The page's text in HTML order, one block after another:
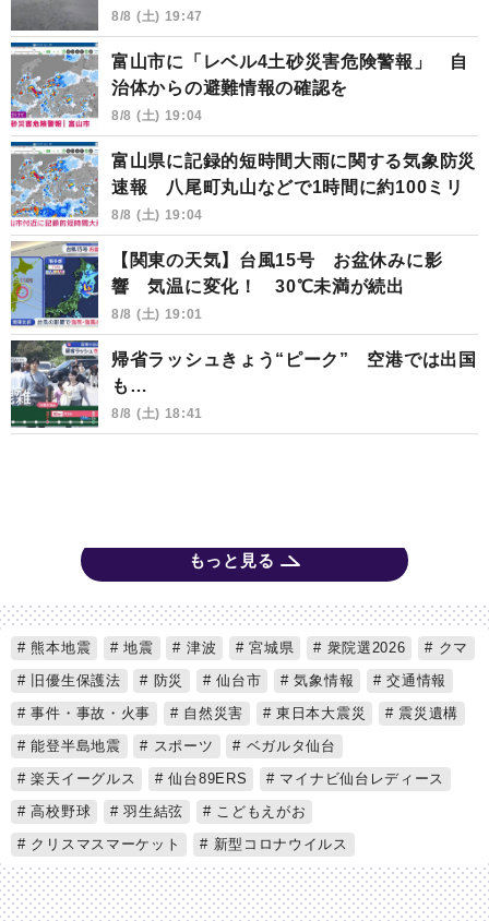
8/8 (土) 19:47
富山市に「レベル4土砂災害危険警報」 自
治体からの避難情報の確認を
8/8 (土) 19:04
富山県に記録的短時間大雨に関する気象防災
速報 八尾町丸山などで1時間に約100ミリ
8/8 (土) 19:04
【関東の天気】台風15号 お盆休みに影
響 気温に変化！ 30℃未満が続出
8/8 (土) 19:01
帰省ラッシュきょう“ピーク” 空港では出国
も…
8/8 (土) 18:41
もっと見る
熊本地震 地震 津波 宮城県 衆院選2026
クマ
旧優生保護法
防災 仙台市 気象情報
交通情報
事件・事故・火事
自然災害 東日本大震災
震災遺構
能登半島地震
スポーツ
ベガルタ仙台
楽天イーグルス
仙台89ERS
マイナビ仙台レディース
高校野球
羽生結弦
こどもえがお
クリスマスマーケット
新型コロナウイルス